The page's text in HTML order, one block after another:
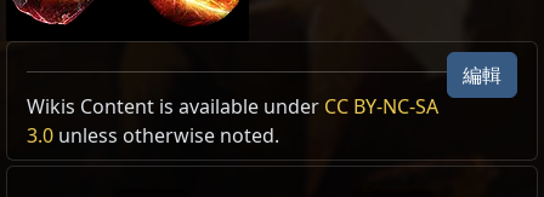
Allow Type: 創造召喚物, 近戰單一目標, 並且
編輯
Wikis Content is available under CC BY-NC-SA
3.0 unless otherwise noted.